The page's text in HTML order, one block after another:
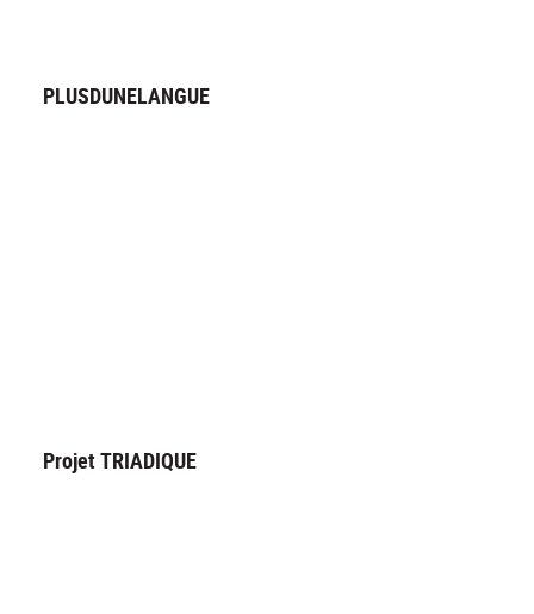
PLUSDUNELANGUE
Projet TRIADIQUE